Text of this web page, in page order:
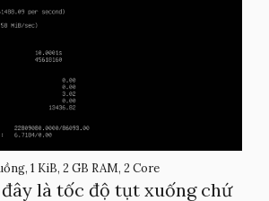
1 KiB, 2 GB RAM, 2 Core
là tốc độ tụt xuống chứ